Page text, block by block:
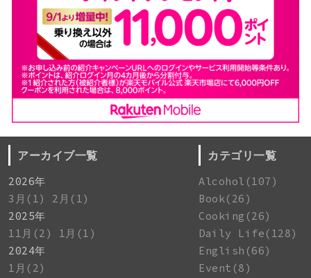
アーカイブ一覧
2026年
3月(1)
2月(1)
2025年
11月(2)
1月(1)
2024年
1月(2)
カテゴリ一覧
Alcohol(107)
Book(26)
Cooking(26)
Daily Life(128)
English(66)
Event(8)